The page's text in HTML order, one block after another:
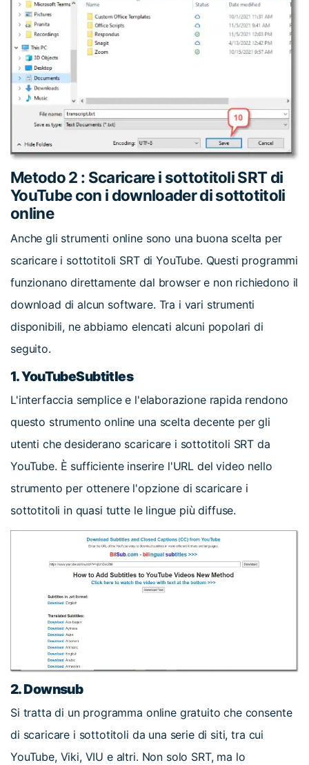
Metodo 2 : Scaricare i sottotitoli SRT di
YouTube con i downloader di sottotitoli
online
Anche gli strumenti online sono una buona scelta per
scaricare i sottotitoli SRT di YouTube. Questi programmi
funzionano direttamente dal browser e non richiedono il
download di alcun software. Tra i vari strumenti
disponibili, ne abbiamo elencati alcuni popolari di
seguito.
1. YouTubeSubtitles
L'interfaccia semplice e l'elaborazione rapida rendono
questo strumento online una scelta decente per gli
utenti che desiderano scaricare i sottotitoli SRT da
YouTube. È sufficiente inserire l'URL del video nello
strumento per ottenere l'opzione di scaricare i
sottotitoli in quasi tutte le lingue più diffuse.
2. Downsub
Si tratta di un programma online gratuito che consente
di scaricare i sottotitoli da una serie di siti, tra cui
YouTube, Viki, VIU e altri. Non solo SRT, ma lo